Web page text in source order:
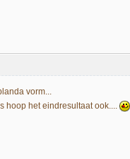
vorm...
hoop het eindresultaat ook....